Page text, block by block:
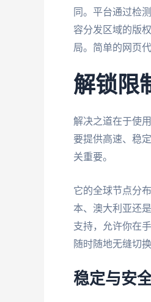
同。平台通过检
容分发区域的版
局。简单的网页
解锁限
解决之道在于使
要提供高速、稳
关重要。
它的全球节点分
本、澳大利亚还
支持，允许你在
随时随地无缝切换
稳定与安